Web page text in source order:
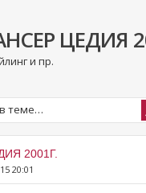
ЦЕДИЯ
и пр.
2001Г.
20:01